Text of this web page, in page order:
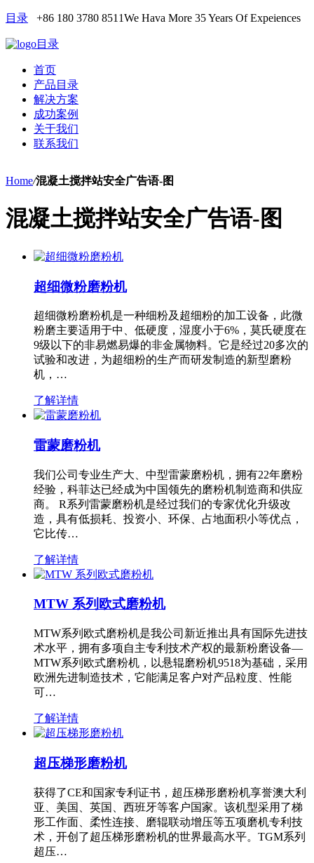
目录 +86 180 3780 8511We Hava More 35 Years Of Expeiences
目录
首页
产品目录
解决方案
成功案例
关于我们
联系我们
Home/混凝土搅拌站安全广告语-图
混凝土搅拌站安全广告语-图
超细微粉磨粉机
超细微粉磨粉机是一种细粉及超细粉的加工设备，此微
粉磨主要适用于中、低硬度，湿度小于6%，莫氏硬度在
9级以下的非易燃易爆的非金属物料。它是经过20多次的
试验和改进，为超细粉的生产而研发制造的新型磨粉
机，…
了解详情
雷蒙磨粉机
我们公司专业生产大、中型雷蒙磨粉机，拥有22年磨粉
经验，科菲达已经成为中国领先的磨粉机制造商和供应
商。 R系列雷蒙磨粉机是经过我们的专家优化升级改
造，具有低损耗、投资小、环保、占地面积小等优点，
它比传…
了解详情
MTW 系列欧式磨粉机
MTW系列欧式磨粉机是我公司新近推出具有国际先进技
术水平，拥有多项自主专利技术产权的最新粉磨设备—
MTW系列欧式磨粉机，以悬辊磨粉机9518为基础，采用
欧洲先进制造技术，它能满足客户对产品粒度、性能
可…
了解详情
超压梯形磨粉机
获得了CE和国家专利证书，超压梯形磨粉机享誉澳大利
亚、美国、英国、西班牙等客户国家。该机型采用了梯
形工作面、柔性连接、磨辊联动增压等五项磨机专利技
术，开创了超压梯形磨粉机的世界最高水平。TGM系列
超压…